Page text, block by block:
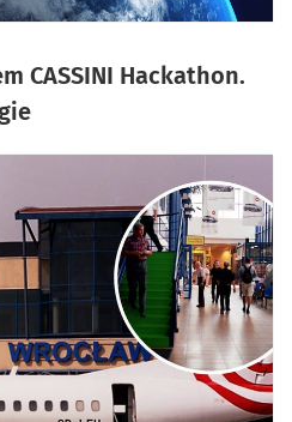
CASSINI Hackathon.